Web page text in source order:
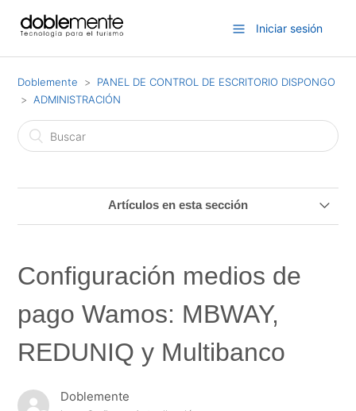
Iniciar sesión
Doblemente
PANEL DE CONTROL DE ESCRITORIO DISPONGO
ADMINISTRACIÓN
Artículos en esta sección
¿Cómo funcionan las formas de pago y cómo
configurarlas?
Configuración medios de pago Wamos: MBWAY,
Configuración medios de
pago Wamos: MBWAY,
REDUNIQ y Multibanco
Doblemente